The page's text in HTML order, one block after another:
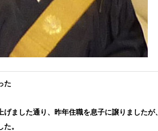
た
ました通り、昨年住職を息子に譲りました
。